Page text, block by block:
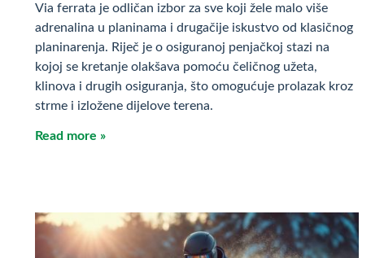
Via ferrata je odličan izbor za sve koji žele malo više
adrenalina u planinama i drugačije iskustvo od klasičnog
planinarenja. Riječ je o osiguranoj penjačkoj stazi na
kojoj se kretanje olakšava pomoću čeličnog užeta,
klinova i drugih osiguranja, što omogućuje prolazak kroz
strme i izložene dijelove terena.
Read more »